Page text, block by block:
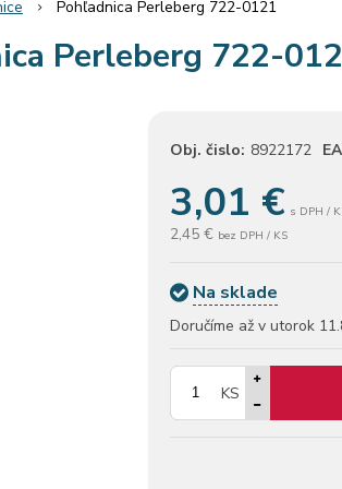
Pohľadnica Perleberg 722-0121
Perleberg 722-
Obj. čislo: 8922172
3,01 € s DPH /
2,45 € bez DPH / KS
Na sklade
Doručíme až v utorok
KS